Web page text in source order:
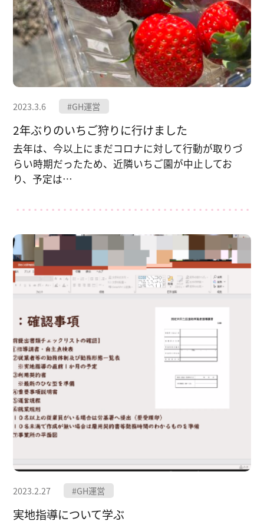
2023.3.6 #GH運営
2年ぶりのいちご狩りに行けました
去年は、今以上にまだコロナに対して行動が取りづ
らい時期だったため、近隣いちご園が中止してお
り、予定は…
2023.2.27 #GH運営
実地指導について学ぶ